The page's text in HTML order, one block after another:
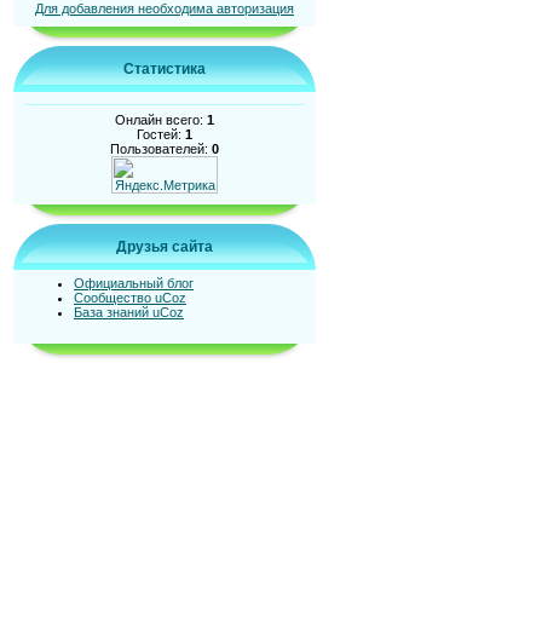
Для добавления необходима авторизация
Статистика
Онлайн всего: 1
Гостей: 1
Пользователей: 0
Друзья сайта
Официальный блог
Сообщество uCoz
База знаний uCoz